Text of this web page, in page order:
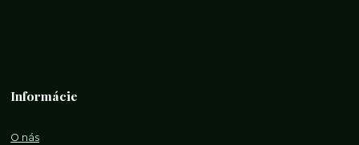
Informácie
O nás